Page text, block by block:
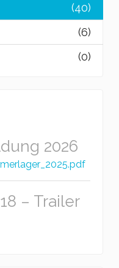
(40)
(6)
(0)
2026
– Trailer